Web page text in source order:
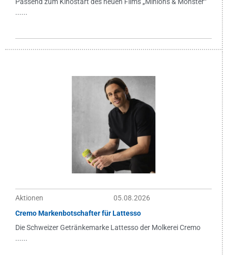
......
Aktionen
05.08.2026
Cremo Markenbotschafter für Lattesso
Die Schweizer Getränkemarke Lattesso der Molkerei Cremo
......